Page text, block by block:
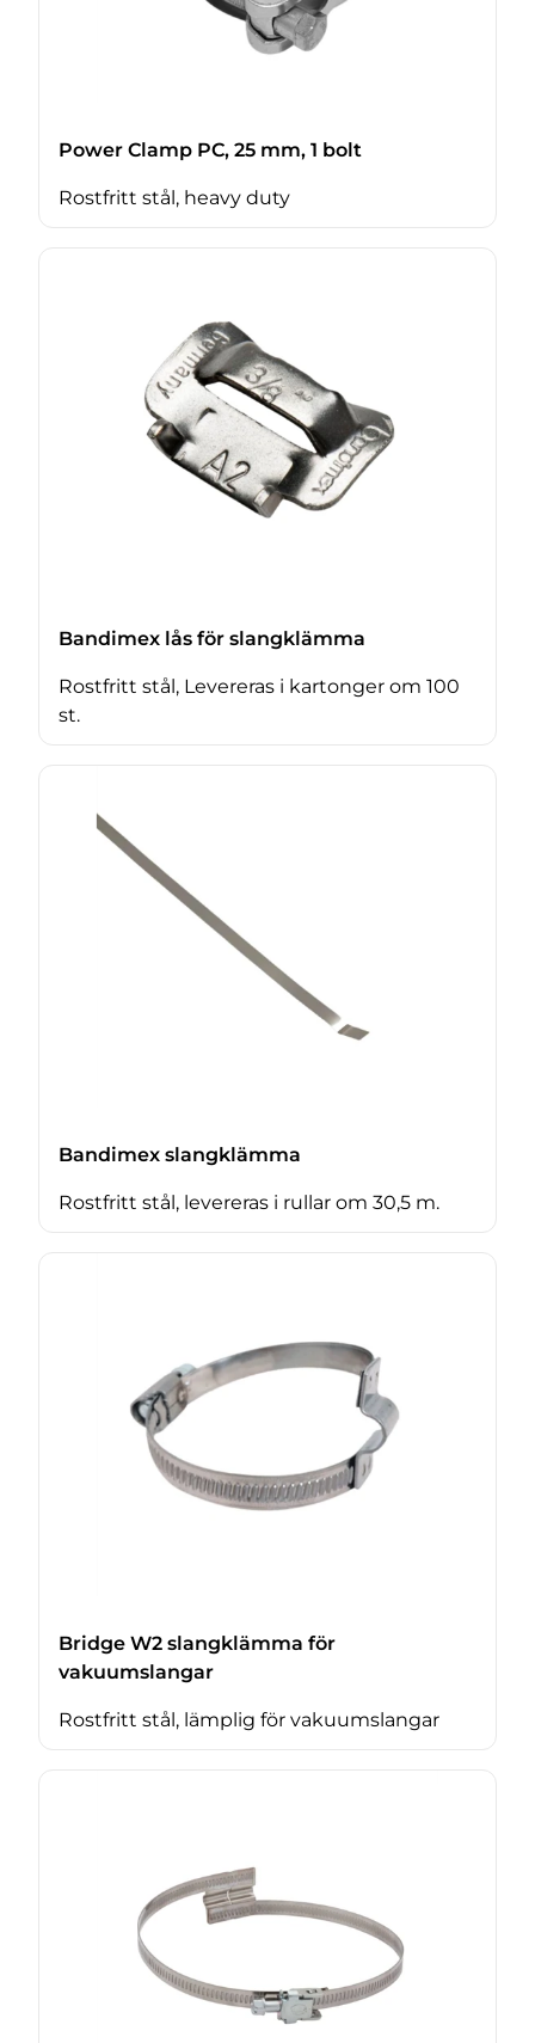
Power Clamp PC, 25 mm, 1 bolt
Rostfritt stål, heavy duty
Bandimex lås för slangklämma
Rostfritt stål, Levereras i kartonger om 100
st.
Bandimex slangklämma
Rostfritt stål, levereras i rullar om 30,5 m.
Bridge W2 slangklämma för
vakuumslangar
Rostfritt stål, lämplig för vakuumslangar